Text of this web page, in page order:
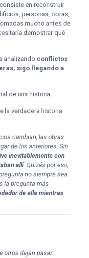
en reconstruir
personas, obras,
mucho antes de
demostrar qué
analizando conflictos
sigo llegando a
de una historia.
la verdadera historia
cambian, las obras
de los anteriores. Sin
inevitablemente con
allí. Quizás por eso,
no siempre sea
la pregunta más
de ella mientras
otros dejan pasar: